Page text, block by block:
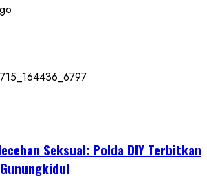
Seksual: Polda DIY Terbitkan